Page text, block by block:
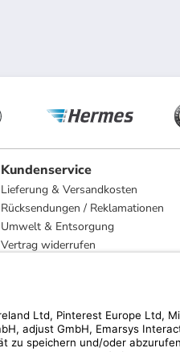
Kundenservice
Lieferung & Versandkosten
Rücksendungen / Reklamationen
Umwelt & Entsorgung
Vertrag widerrufen